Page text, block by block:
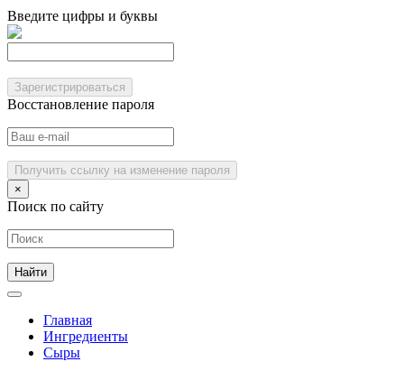
Введите цифры и буквы
Зарегистрироваться
Восстановление пароля
Получить ссылку на изменение пароля
×
Поиск по сайту
Главная
Ингредиенты
Сыры